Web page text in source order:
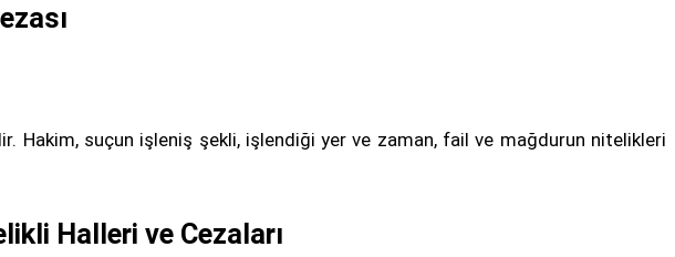
Hakim, suçun işleniş şekli, işlendiği yer ve zaman, fail ve mağdurun nitelikleri
Halleri ve Cezaları